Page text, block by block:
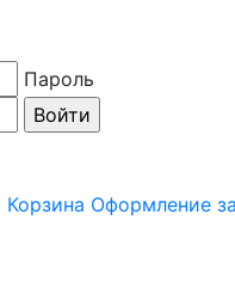
Пароль
Корзина Оформление